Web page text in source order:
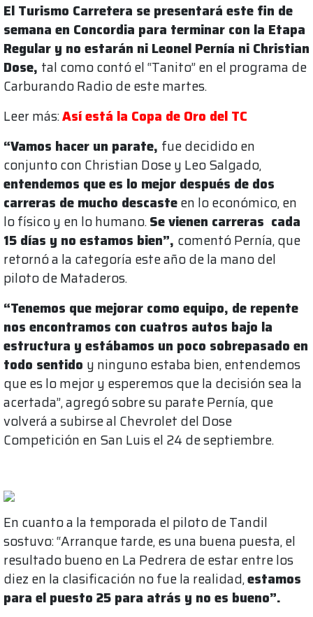
El Turismo Carretera se presentará este fin de
semana en Concordia para terminar con la Etapa
Regular y no estarán ni Leonel Pernía ni Christian
Dose, tal como contó el “Tanito” en el programa de
Carburando Radio de este martes.
Leer más:Así está la Copa de Oro del TC
“Vamos hacer un parate, fue decidido en
conjunto con Christian Dose y Leo Salgado,
entendemos que es lo mejor después de dos
carreras de mucho descasteen lo económico, en
lo físico y en lo humano.Se vienen carreras cada
15 días y no estamos bien”, comentó Pernía, que
retornó a la categoría este año de la mano del
piloto de Mataderos.
“Tenemos que mejorar como equipo, de repente
nos encontramos con cuatros autos bajo la
estructura y estábamos un poco sobrepasado en
todo sentido y ninguno estaba bien, entendemos
que es lo mejor y esperemos que la decisión sea la
acertada”, agregó sobre su parate Pernía, que
volverá a subirse al Chevrolet del Dose
Competición en San Luis el 24 de septiembre.
En cuanto a la temporada el piloto de Tandil
sostuvo: “Arranque tarde, es una buena puesta, el
resultado bueno en La Pedrera de estar entre los
diez en la clasificación no fue la realidad,estamos
para el puesto 25 para atrás y no es bueno”.